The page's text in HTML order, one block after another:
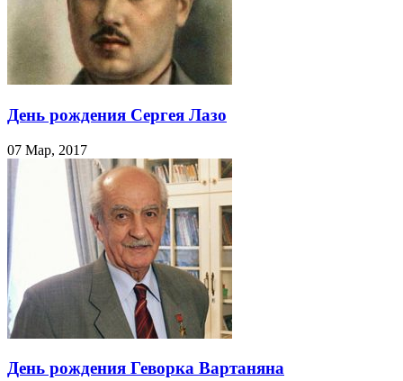
День рождения Сергея Лазо
07 Мар, 2017
День рождения Геворка Вартаняна